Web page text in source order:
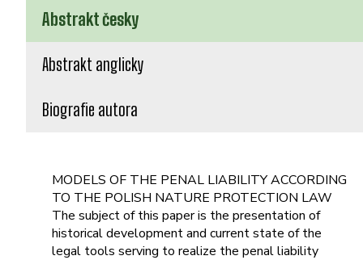
Abstrakt česky
Abstrakt anglicky
Biografie autora
MODELS OF THE PENAL LIABILITY ACCORDING
TO THE POLISH NATURE PROTECTION LAW
The subject of this paper is the presentation of
historical development and current state of the
legal tools serving to realize the penal liability